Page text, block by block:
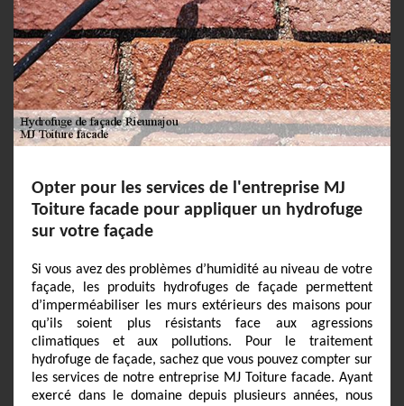
Opter pour les services de l'entreprise MJ
Toiture facade pour appliquer un hydrofuge
sur votre façade
Si vous avez des problèmes d’humidité au niveau de votre
façade, les produits hydrofuges de façade permettent
d’imperméabiliser les murs extérieurs des maisons pour
qu’ils soient plus résistants face aux agressions
climatiques et aux pollutions. Pour le traitement
hydrofuge de façade, sachez que vous pouvez compter sur
les services de notre entreprise MJ Toiture facade. Ayant
exercé dans le domaine depuis plusieurs années, nous